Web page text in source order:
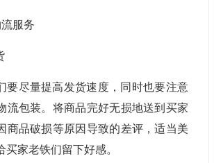
服务
要尽量提高发货速度，同时也要注意
流包装。将商品完好无损地送到买家
商品破损等原因导致的差评，适当美
买家老铁们留下好感。